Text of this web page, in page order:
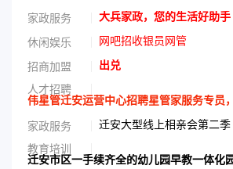
家政服务 大兵家政，您的生活好助手
休闲娱乐 网吧招收银员网管
招商加盟
出兑
人才招聘
伟星管迁安运营中心招聘星管家服务专员
家政服务
迁安大型线上相亲会第二季
教育培训
迁安市区一手续齐全的幼儿园早教一体化